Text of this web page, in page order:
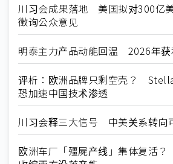
川习会成果落地 美国拟对300亿
徵询公众意见
明泰主力产品动能回温 2026年获
评析：欧洲品牌只剩空壳？
恐加速中国技术渗透
川习会释三大信号 中美关系转向
欧洲车厂「殭屍产线」集体复活